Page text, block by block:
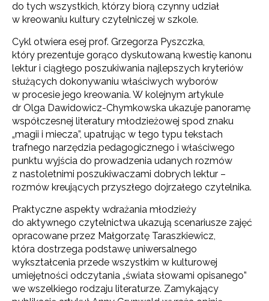
do tych wszystkich, którzy biorą czynny udział
w kreowaniu kultury czytelniczej w szkole.
Cykl otwiera esej prof. Grzegorza Pyszczka,
który prezentuje gorąco dyskutowaną kwestię kanonu
lektur i ciągłego poszukiwania najlepszych kryteriów
służących dokonywaniu właściwych wyborów
w procesie jego kreowania. W kolejnym artykule
dr Olga Dawidowicz-Chymkowska ukazuje panoramę
współczesnej literatury młodzieżowej spod znaku
„magii i miecza”, upatrując w tego typu tekstach
trafnego narzędzia pedagogicznego i właściwego
punktu wyjścia do prowadzenia udanych rozmów
z nastoletnimi poszukiwaczami dobrych lektur –
rozmów kreujących przyszłego dojrzałego czytelnika.
Praktyczne aspekty wdrażania młodzieży
do aktywnego czytelnictwa ukazują scenariusze zajęć
opracowane przez Małgorzatę Taraszkiewicz,
która dostrzega podstawę uniwersalnego
wykształcenia przede wszystkim w kulturowej
umiejętności odczytania „świata słowami opisanego”
we wszelkiego rodzaju literaturze. Zamykający